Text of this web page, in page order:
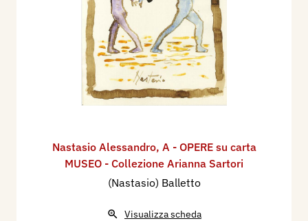
Nastasio Alessandro, A - OPERE su carta
MUSEO - Collezione Arianna Sartori
(Nastasio) Balletto
Visualizza scheda